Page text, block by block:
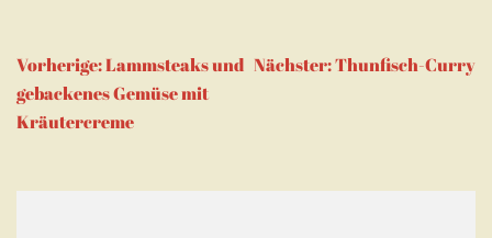
Beitragsnavigation
Vorherige:Lammsteaks und
gebackenes Gemüse mit
Kräutercreme
Nächster:Thunfisch-Curry